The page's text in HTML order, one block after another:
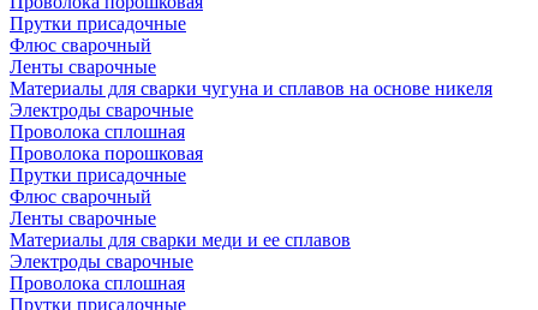
Прутки присадочные
Флюс сварочный
Ленты сварочные
Материалы для сварки чугуна и сплавов на основе никеля
Электроды сварочные
Проволока сплошная
Проволока порошковая
Прутки присадочные
Флюс сварочный
Ленты сварочные
Материалы для сварки меди и ее сплавов
Электроды сварочные
Проволока сплошная
Прутки присадочные